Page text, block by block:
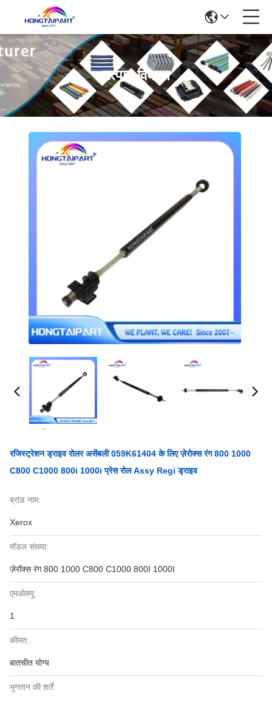
उत्पाद विवरण
रजिस्ट्रेशन ड्राइव रोलर असेंबली 059K61404 के लिए ज़ेरोक्स रंग 800 1000
C800 C1000 800i 1000i प्रेस रोल Assy Regi ड्राइव
ब्रांड नाम:
Xerox
मॉडल संख्या:
ज़ेरॉक्स रंग 800 1000 C800 C1000 800I 1000I
एमओक्यू:
1
कीमत:
बातचीत योग्य
भुगतान की शर्तें: